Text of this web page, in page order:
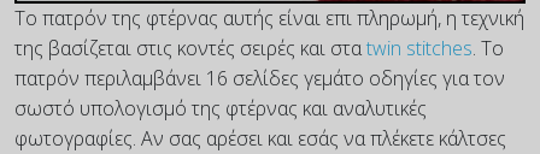
Το πατρόν της φτέρνας αυτής είναι επι πληρωμή, η τεχνική
της βασίζεται στις κοντές σειρές και σταtwin stitches. Το
πατρόν περιλαμβάνει 16 σελίδες γεμάτο οδηγίες για τον
σωστό υπολογισμό της φτέρνας και αναλυτικές
φωτογραφίες. Αν σας αρέσει και εσάς να πλέκετε κάλτσες